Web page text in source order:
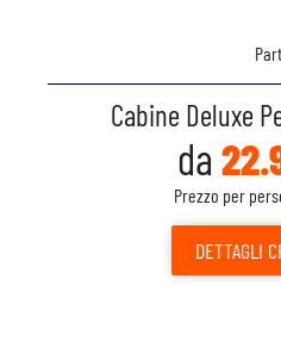
Cabine Deluxe
da
Prezzo per
DETTAGLI